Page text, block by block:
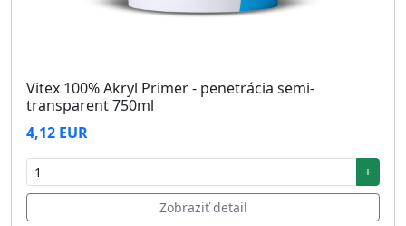
Vitex 100% Akryl Primer - penetrácia semi-
transparent 750ml
4,12 EUR
+
Zobraziť detail